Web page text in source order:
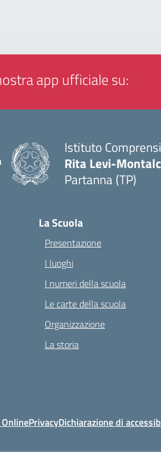
app ufficiale su:
Istituto
Rita Levi-
Partanna (TP)
La Scuola
Presentazione
I luoghi
I numeri della scuola
Le carte della scuola
Organizzazione
La storia
PrivacyDichiarazione di